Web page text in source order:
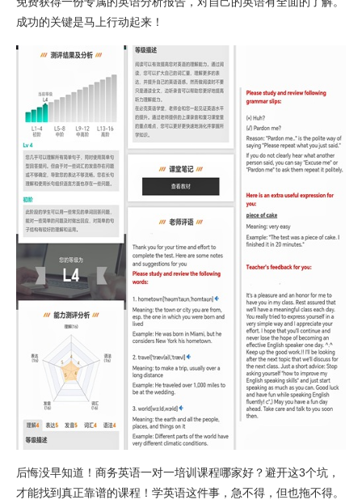
成功的关键是马上行动起来！
后悔没早知道！商务英语一对一培训课程哪家好？避开这3个坑，
才能找到真正靠谱的课程！学英语这件事，急不得，但也拖不得。